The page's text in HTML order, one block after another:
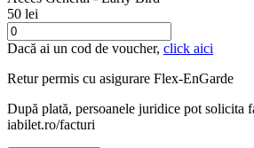
50 lei
Dacă ai un cod de voucher, click aici
Retur permis cu asigurare Flex-EnGarde
După plată, persoanele juridice pot solicita
iabilet.ro/facturi